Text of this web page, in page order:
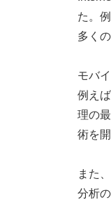
た。
多く
モバ
例え
理の
術を
また
分析